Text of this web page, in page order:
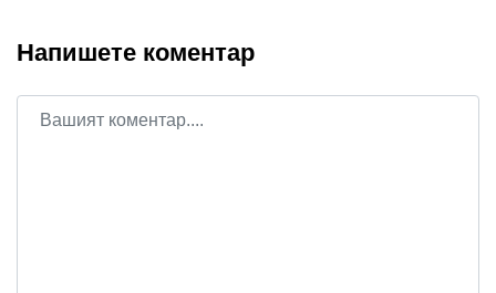
Напишете коментар